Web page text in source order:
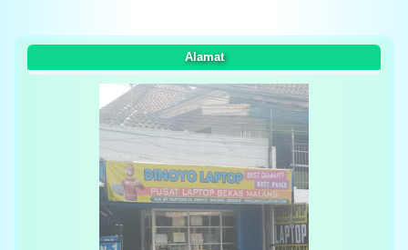
Alamat